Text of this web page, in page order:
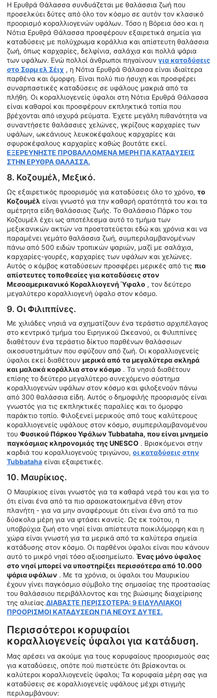
Η Ερυθρά Θάλασσα συνδυάζεται με θαλάσσια ζωή που
προσελκύει δύτες από όλο τον κόσμο σε αυτόν τον κλασικό
προορισμό κοραλλιογενών υφάλων. Τόσο η Βόρεια όσο και η
Νότια Ερυθρά Θάλασσα προσφέρουν εξαιρετικά σημεία για
καταδύσεις με πολύχρωμα κοράλλια και απίστευτη θαλάσσια
ζωή, όπως καρχαρίες, δελφίνια, σαλάχια και πολλά ψάρια
των υφάλων. Ενώ πολλοί άνθρωποι πηγαίνουν για καταδύσεις
στο Σαρμ ελ Σέιχ , η Νότια Ερυθρά Θάλασσα είναι ιδιαίτερα
παρθένα και όμορφη. Είναι πολύ πιο ήσυχη και προσφέρει
συναρπαστικές καταδύσεις σε υφάλους μακριά από τα
πλήθη. Οι κοραλλιογενείς ύφαλοι στη Νότια Ερυθρά Θάλασσα
είναι καθαροί και προσφέρουν εκπληκτικά τοπία που
βρέχονται από ισχυρά ρεύματα. Έχετε μεγάλη πιθανότητα να
συναντήσετε θαλάσσιες χελώνες, γκρίζους καρχαρίες των
υφάλων, ωκεάνιους λευκοκέφαλους καρχαρίες και
σφυροκέφαλους καρχαρίες καθώς βουτάτε εκεί.
ΕΞΕΡΕΥΝΗΣΤΕ ΠΡΟΒΑΛΛΟΜΕΝΑ ΜΕΡΗ ΓΙΑ ΚΑΤΑΔΥΣΕΙΣ
ΣΤΗΝ ΕΡΥΘΡΑ ΘΑΛΑΣΣΑ.
8. Κοζουμέλ, Μεξικό.
Ως εξαιρετικός προορισμός για καταδύσεις όλο το χρόνο, το
Κοζουμέλ είναι γνωστό για την καθαρή ορατότητά του και τα
αμέτρητα είδη θαλάσσιας ζωής. Το Θαλάσσιο Πάρκο του
Κοζουμέλ έχει ως αποτέλεσμα αυτό το τμήμα των
μεξικανικών ακτών να προστατεύεται εδώ και χρόνια και να
παραμένει γεμάτο θαλάσσια ζωή, συμπεριλαμβανομένων
πάνω από 500 ειδών τροπικών ψαριών, μαζί με σαλάχια,
καρχαρίες-γουρές, καρχαρίες των υφάλων και χελώνες.
Αυτός ο κόμβος καταδύσεων προσφέρει μερικές από τις πιο
απίστευτες τοποθεσίες για καταδύσεις στον
Μεσοαμερικανικό Κοραλλιογενή Ύφαλο , τον δεύτερο
μεγαλύτερο κοραλλιογενή ύφαλο στον κόσμο.
9. Οι Φιλιππίνες.
Με χιλιάδες νησιά να σχηματίζουν ένα τεράστιο αρχιπέλαγος
στο κεντρικό τμήμα του Ειρηνικού Ωκεανού, οι Φιλιππίνες
διαθέτουν ένα τεράστιο δίκτυο παρθένων θαλάσσιων
οικοσυστημάτων που σφύζουν από ζωή. Οι κοραλλιογενείς
ύφαλοι εκεί διαθέτουν μερικά από τα μεγαλύτερα σκληρά
και μαλακά κοράλλια στον κόσμο . Τα νησιά διαθέτουν
επίσης το δεύτερο μεγαλύτερο συνεχόμενο σύστημα
κοραλλιογενών υφάλων στον κόσμο και φιλοξενούν πάνω
από 300 θαλάσσια είδη. Αυτός ο δημοφιλής προορισμός είναι
γνωστός για τις εκπληκτικές παραλίες και το όμορφο
παράκτιο τοπίο. Φιλοξενεί μερικούς από τους καλύτερους
κοραλλιογενείς υφάλους στον κόσμο, συμπεριλαμβανομένου
του Φυσικού Πάρκου Υφάλων Tubbataha, που είναι μνημείο
παγκόσμιας κληρονομιάς της UNESCO . Βρισκόμενοι στην
καρδιά του κοραλλιογενούς τριγώνου, οι καταδύσεις στην
Tubbataha είναι εξαιρετικές.
10. Μαυρίκιος.
Ο Μαυρίκιος είναι γνωστός για τα καθαρά νερά του και για το
ότι είναι ένα από τα πιο αραιοκατοικημένα έθνη στον
πλανήτη - για να μην αναφέρουμε ότι είναι ένα από τα πιο
δύσκολα μέρη για να φτάσει κανείς. Ως εκ τούτου, η
υποβρύχια ζωή στο νησί είναι απίστευτα ποικιλόμορφη και η
χώρα είναι γνωστή για τα μερικά από τα καλύτερα σημεία
κατάδυσης στον κόσμο. Οι παρθένοι ύφαλοι είναι που κάνουν
αυτό το μικρό νησί τόσο αξιοσημείωτο. Ένας μόνο ύφαλος
στο νησί μπορεί να υποστηρίξει περισσότερα από 10.000
ψάρια υφάλων . Με τα χρόνια, οι ύφαλοι του Μαυρικίου
έχουν γίνει παγκόσμιο σύμβολο της σημασίας της προστασίας
του θαλάσσιου περιβάλλοντος και της βιώσιμης διαχείρισης
της αλιείας.ΔΙΑΒΑΣΤΕ ΠΕΡΙΣΣΟΤΕΡΑ: 9 ΕΙΔΥΛΛΙΑΚΟΙ
ΠΡΟΟΡΙΣΜΟΙ ΚΑΤΑΔΥΣΕΩΝ ΓΙΑ ΝΕΟΥΣ ΔΥΤΕΣ.
Περισσότεροι κορυφαίοι
κοραλλιογενείς ύφαλοι για κατάδυση.
Μας αρέσει να ακούμε για τους κορυφαίους προορισμούς σας
για καταδύσεις, οπότε πού πιστεύετε ότι βρίσκονται οι
καλύτεροι κοραλλιογενείς ύφαλοι; Τα κορυφαία μέρη σας για
καταδύσεις σε κοραλλιογενείς υφάλους μέχρι στιγμής
περιλαμβάνουν: